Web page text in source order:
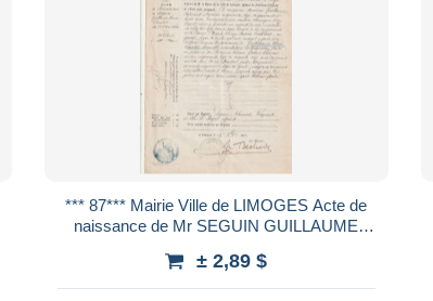
*** 87*** Mairie Ville de LIMOGES Acte de
naissance de Mr SEGUIN GUILLAUME
± 2,89 $